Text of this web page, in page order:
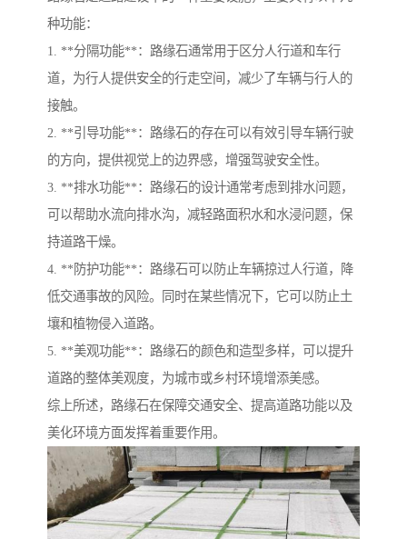
种功能：
1. **分隔功能**：路缘石通常用于区分人行道和车行
道，为行人提供安全的行走空间，减少了车辆与行人的
接触。
2. **引导功能**：路缘石的存在可以有效引导车辆行驶
的方向，提供视觉上的边界感，增强驾驶安全性。
3. **排水功能**：路缘石的设计通常考虑到排水问题，
可以帮助水流向排水沟，减轻路面积水和水浸问题，保
持道路干燥。
4. **防护功能**：路缘石可以防止车辆掠过人行道，降
低交通事故的风险。同时在某些情况下，它可以防止土
壤和植物侵入道路。
5. **美观功能**：路缘石的颜色和造型多样，可以提升
道路的整体美观度，为城市或乡村环境增添美感。
综上所述，路缘石在保障交通安全、提高道路功能以及
美化环境方面发挥着重要作用。